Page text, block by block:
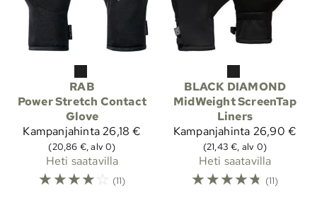
RAB
Power Stretch Contact
Glove
Kampanjahinta26,18 €
(20,86 €, alv 0)
Heti saatavilla
☆☆☆☆☆ (11)
BLACK DIAMOND
MidWeight ScreenTap
Liners
Kampanjahinta 26,90 €
(21,43 €, alv 0)
Heti saatavilla
☆☆☆☆☆ (11)